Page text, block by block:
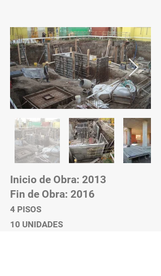
Inicio de Obra: 2013
Fin de Obra: 2016
4 PISOS
10 UNIDADES